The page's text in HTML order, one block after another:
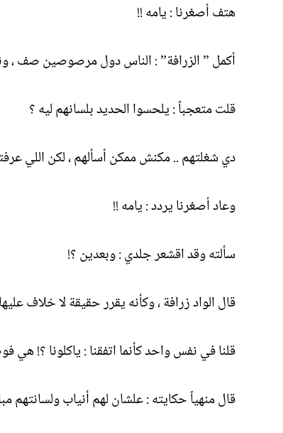
هتف أصغرنا : يامه !!
أكمل ” الزرافة” : الناس دول مرصوصين صف ،
قلت متعجباً : يلحسوا الحديد بلسانهم ليه ؟
دي شغلتهم .. مكنش ممكن أسألهم ، لكن اللي
وعاد أصغرنا يردد : يامه !!
سألته وقد اقشعر جلدي : وبعدين ؟!
قال الواد زرافة ، وكأنه يقرر حقيقة لا خلاف
قلنا في نفس واحد كأنما اتفقنا : ياكلونا ؟!
قال منهياً حكايته : علشان لهم أنياب ولسانتهم